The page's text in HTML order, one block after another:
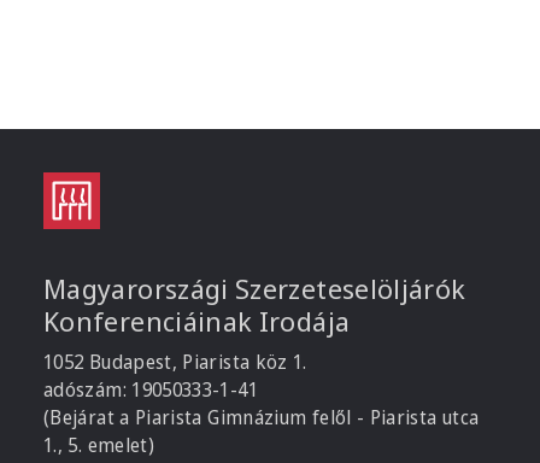
Magyarországi Szerzeteselöljárók
Konferenciáinak Irodája
1052 Budapest, Piarista köz 1.
adószám: 19050333-1-41
(Bejárat a Piarista Gimnázium felől - Piarista utca
1., 5. emelet)